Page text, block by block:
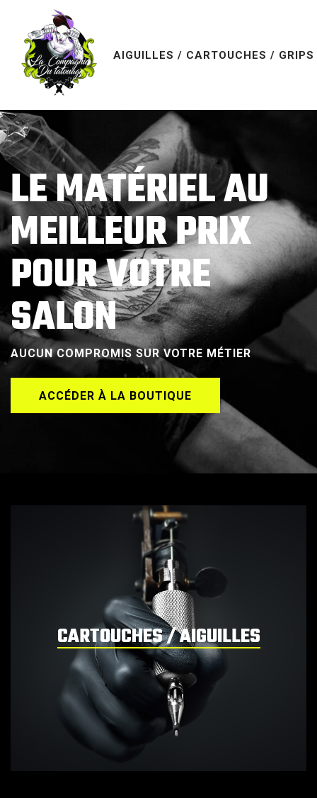
AIGUILLES / CARTOUCHES / GRIPS
LE MATÉRIEL AU
MEILLEUR PRIX
POUR VOTRE
SALON
AUCUN COMPROMIS SUR VOTRE MÉTIER
ACCÉDER À LA BOUTIQUE
CARTOUCHES / AIGUILLES